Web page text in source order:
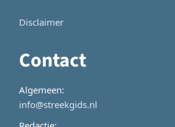
Disclaimer
Contact
Algemeen:
info@streekgids.nl